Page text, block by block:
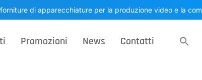
di apparecchiature per la produzione video e la
Promozioni News Contatti